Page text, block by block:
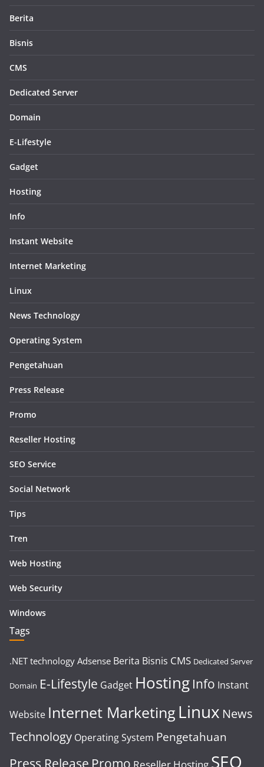
Berita
Bisnis
CMS
Dedicated Server
Domain
E-Lifestyle
Gadget
Hosting
Info
Instant Website
Internet Marketing
Linux
News Technology
Operating System
Pengetahuan
Press Release
Promo
Reseller Hosting
SEO Service
Social Network
Tips
Tren
Web Hosting
Web Security
Windows
Tags
.NET technology Adsense Berita Bisnis CMS Dedicated Server
Domain E-Lifestyle Gadget Hosting Info Instant
Website Internet Marketing Linux News
Technology Operating System Pengetahuan
Press Release Promo SEO